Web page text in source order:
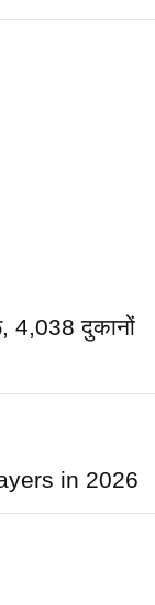
4,038 दुकानों
in 2026